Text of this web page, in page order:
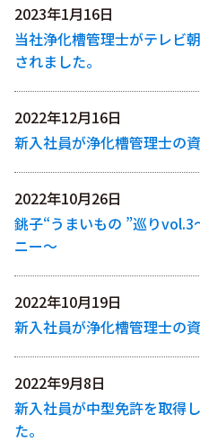
2023年1月16日
当社浄化槽管理士がテレビ
されました。
2022年12月16日
新入社員が浄化槽管理士の
2022年10月26日
銚子“うまいもの ”巡り
ニー〜
2022年10月19日
新入社員が浄化槽管理士の
2022年9月8日
新入社員が中型免許を取得
た。